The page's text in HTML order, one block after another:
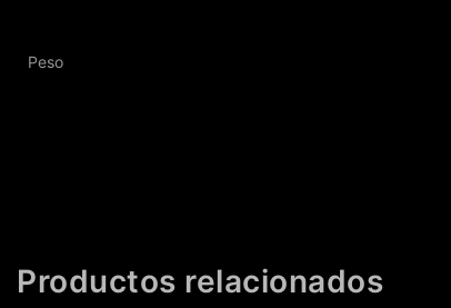
Peso
Productos relacionados